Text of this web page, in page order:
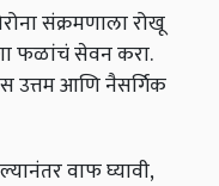
संक्रमणाला रोखू
फळांचं सेवन करा.
उत्तम आणि नैसर्गिक
वाफ घ्यावी,